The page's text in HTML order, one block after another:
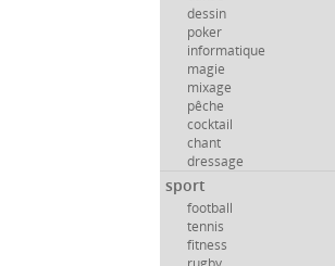
dessin
poker
informatique
magie
mixage
pêche
cocktail
chant
dressage
sport
football
tennis
fitness